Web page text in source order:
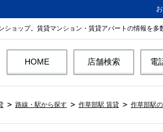
ョップ。賃貸マンション・賃貸アパートの情報を多
HOME 店舗検索 電
路線・駅から探す 作草部駅 賃貸 作草部駅